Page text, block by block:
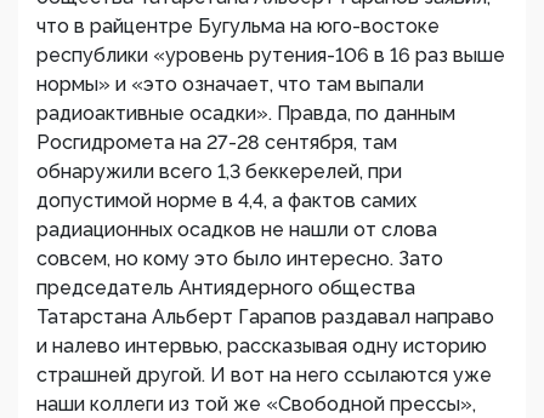
что в райцентре Бугульма на юго-востоке
республики «уровень рутения-106 в 16 раз выше
нормы» и «это означает, что там выпали
радиоактивные осадки». Правда, по данным
Росгидромета на 27-28 сентября, там
обнаружили всего 1,3 беккерелей, при
допустимой норме в 4,4, а фактов самих
радиационных осадков не нашли от слова
совсем, но кому это было интересно. Зато
председатель Антиядерного общества
Татарстана Альберт Гарапов раздавал направо
и налево интервью, рассказывая одну историю
страшней другой. И вот на него ссылаются уже
наши коллеги из той же «Свободной прессы»,